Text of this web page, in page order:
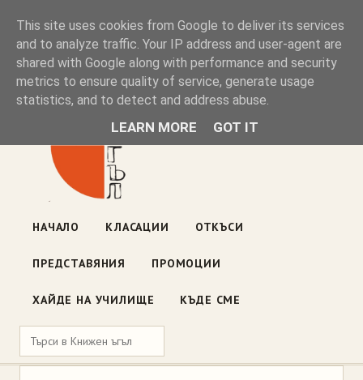
Книжен ъгъл
Блог на книжарницата — класации, откъси, нови книги
ул. „Оборище" 117, София· пон–пет 10:00–19:00 ·
НАЧАЛО КЛАСАЦИИ ОТКЪСИ
ПРЕДСТАВЯНИЯ ПРОМОЦИИ
ХАЙДЕ НА УЧИЛИЩЕ КЪДЕ СМЕ
This site uses cookies from Google to deliver its services
and to analyze traffic. Your IP address and user-agent are
shared with Google along with performance and security
metrics to ensure quality of service, generate usage
statistics, and to detect and address abuse.
LEARN MORE GOT IT